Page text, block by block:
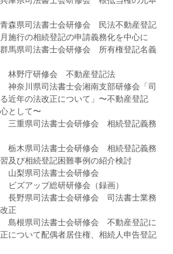
森県司法書士会研修会 民法不動産登記
施行の相続登記の申請義務化を中心に
馬県司法書士会研修会 所有権登記名義
林野庁研修会 不動産登記法
神奈川県司法書士会湘南支部研修会「司
近年の法改正について」〜不動産登記
として〜
三重県司法書士会研修会 相続登記義務
栃木県司法書士会研修会 相続登記義務
及び相続登記困難事例の紹介検討
山梨県司法書士会研修会
ズアップ総研研修会（録画）
長野県司法書士会研修会 司法書士業務
正
島根県司法書士会研修会 不動産登記に
について配偶者居住権、相続人申告登記